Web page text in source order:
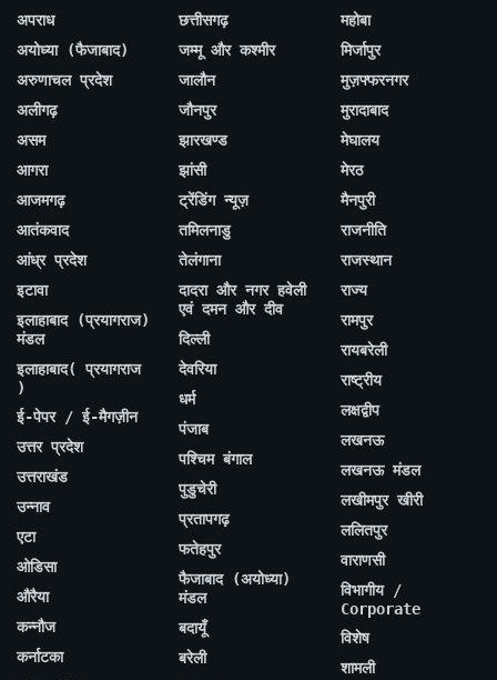
अपराध
अयोध्या (फैजाबाद)
अरुणाचल प्रदेश
अलीगढ़
असम
आगरा
आजमगढ़
आतंकवाद
आंध्र प्रदेश
इटावा
इलाहाबाद (प्रयागराज)
मंडल
इलाहाबाद( प्रयागराज
)
ई-पेपर / ई-मैगज़ीन
उत्तर प्रदेश
उत्तराखंड
उन्नाव
एटा
ओडिसा
औरैया
कन्नौज
कर्नाटका
छत्तीसगढ़
जम्मू और कश्मीर
जालौन
जौनपुर
झारखण्ड
झांसी
ट्रेंडिंग न्यूज़
तमिलनाडु
तेलंगाना
दादरा और नगर हवेली
एवं दमन और दीव
दिल्ली
देवरिया
धर्म
पंजाब
पश्चिम बंगाल
पुडुचेरी
प्रतापगढ़
फतेहपुर
फैजाबाद (अयोध्या)
मंडल
बदायूँ
बरेली
महोबा
मिर्जापुर
मुज़फ्फरनगर
मुरादाबाद
मेघालय
मेरठ
मैनपुरी
राजनीति
राजस्थान
राज्य
रामपुर
रायबरेली
राष्ट्रीय
लक्षद्वीप
लखनऊ
लखनऊ मंडल
लखीमपुर खीरी
ललितपुर
वाराणसी
विभागीय /
Corporate
विशेष
शामली